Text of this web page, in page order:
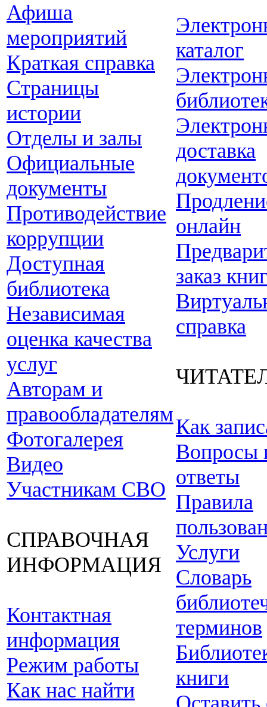
Афиша
мероприятий
Краткая справка
Страницы
истории
Отделы и залы
Официальные
документы
Противодействие
коррупции
Доступная
библиотека
Независимая
оценка качества
услуг
Авторам и
правообладателям
Фотогалерея
Видео
Участникам СВО
СПРАВОЧНАЯ
ИНФОРМАЦИЯ
Контактная
информация
Режим работы
Как нас найти
каталог
доставка
онлайн
заказ
справка
Как
Вопросы
ответы
Правила
Услуги
Словарь
терминов
книги